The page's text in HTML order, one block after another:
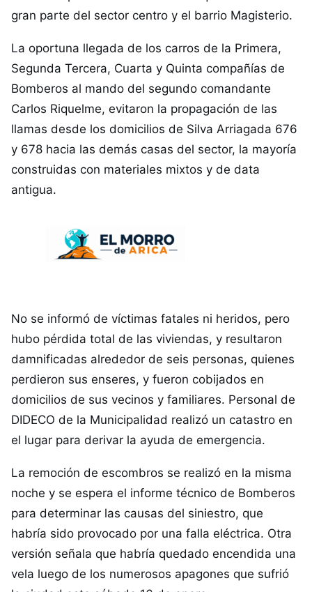
gran parte del sector centro y el barrio Magisterio.
La oportuna llegada de los carros de la Primera,
Segunda Tercera, Cuarta y Quinta compañías de
Bomberos al mando del segundo comandante
Carlos Riquelme, evitaron la propagación de las
llamas desde los domicilios de Silva Arriagada 676
y 678 hacia las demás casas del sector, la mayoría
construidas con materiales mixtos y de data
antigua.
No se informó de víctimas fatales ni heridos, pero
hubo pérdida total de las viviendas, y resultaron
damnificadas alrededor de seis personas, quienes
perdieron sus enseres, y fueron cobijados en
domicilios de sus vecinos y familiares. Personal de
DIDECO de la Municipalidad realizó un catastro en
el lugar para derivar la ayuda de emergencia.
La remoción de escombros se realizó en la misma
noche y se espera el informe técnico de Bomberos
para determinar las causas del siniestro, que
habría sido provocado por una falla eléctrica. Otra
versión señala que habría quedado encendida una
vela luego de los numerosos apagones que sufrió